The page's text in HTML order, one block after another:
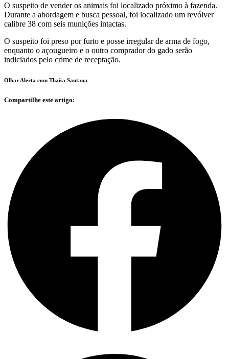
O suspeito de vender os animais foi localizado próximo à fazenda.
Durante a abordagem e busca pessoal, foi localizado um revólver
calibre 38 com seis munições intactas.
O suspeito foi preso por furto e posse irregular de arma de fogo,
enquanto o açougueiro e o outro comprador do gado serão
indiciados pelo crime de receptação.
Olhar Alerta com Thaísa Santana
Compartilhe este artigo: